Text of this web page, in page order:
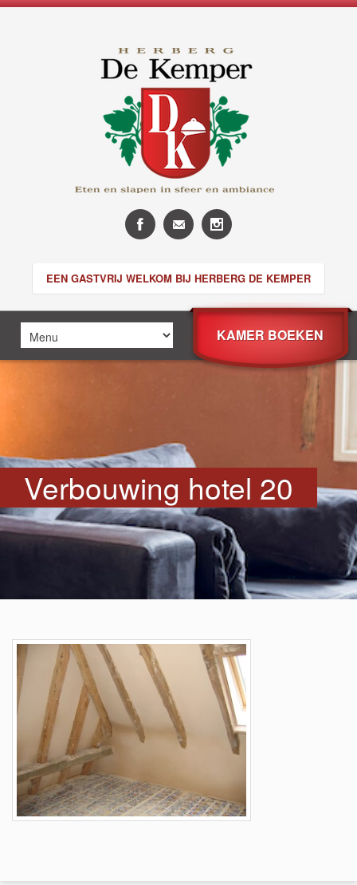
EEN GASTVRIJ WELKOM BIJ HERBERG DE KEMPER
KAMER BOEKEN
Verbouwing hotel 20